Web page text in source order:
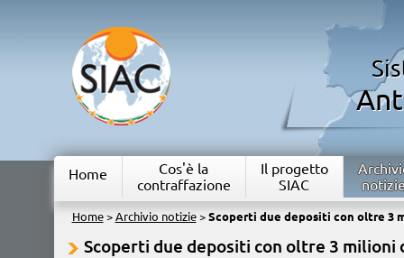
Home
Cos'è la
contraffazione
Il progetto
SIAC
Home> Archivio notizie> Scoperti due depositi con oltre 3
Scoperti due depositi con oltre 3 milioni